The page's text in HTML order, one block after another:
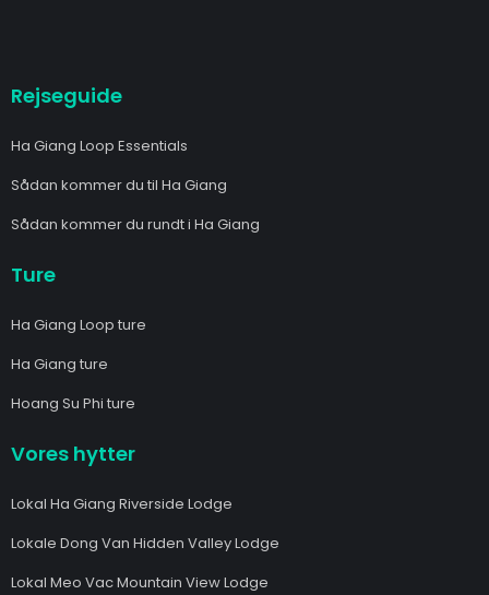
Rejseguide
Ha Giang Loop Essentials
Sådan kommer du til Ha Giang
Sådan kommer du rundt i Ha Giang
Ture
Ha Giang Loop ture
Ha Giang ture
Hoang Su Phi ture
Vores hytter
Lokal Ha Giang Riverside Lodge
Lokale Dong Van Hidden Valley Lodge
Lokal Meo Vac Mountain View Lodge